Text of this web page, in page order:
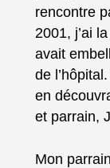
rencontre
2001, j’ai
avait
de
en
et parrain,
Mon